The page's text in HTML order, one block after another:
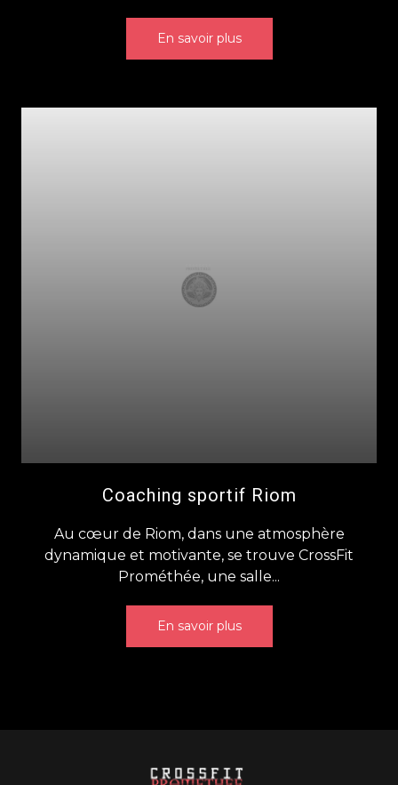
En savoir plus
Coaching sportif Riom
Au cœur de Riom, dans une atmosphère
dynamique et motivante, se trouve CrossFit
Prométhée, une salle...
En savoir plus